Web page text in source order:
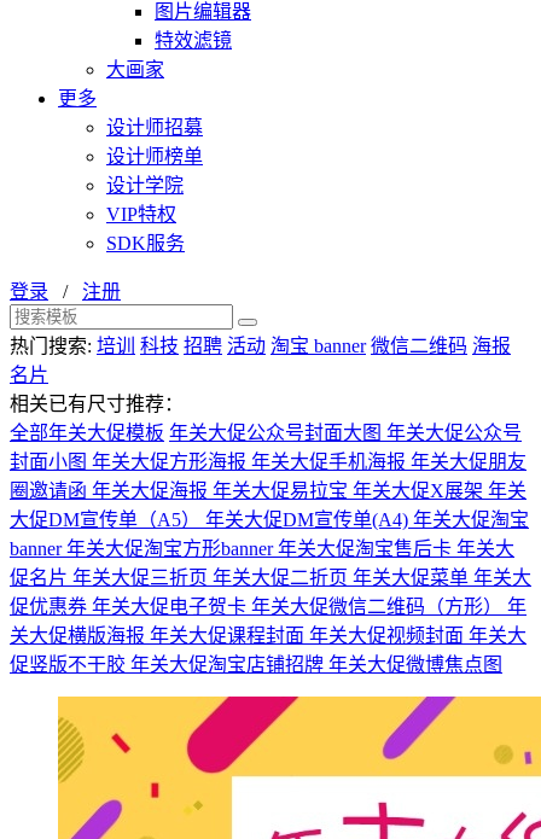
图片编辑器
特效滤镜
大画家
更多
设计师招募
设计师榜单
设计学院
VIP特权
SDK服务
登录 / 注册
热门搜索: 培训 科技 招聘 活动 淘宝 banner 微信二维码 海报
名片
相关已有尺寸推荐：
全部年关大促模板 年关大促公众号封面大图 年关大促公众号
封面小图 年关大促方形海报 年关大促手机海报 年关大促朋友
圈邀请函 年关大促海报 年关大促易拉宝 年关大促X展架 年关
大促DM宣传单（A5） 年关大促DM宣传单(A4) 年关大促淘宝
banner年关大促淘宝方形banner年关大促淘宝售后卡 年关大
促名片 年关大促三折页 年关大促二折页 年关大促菜单 年关大
促优惠券 年关大促电子贺卡 年关大促微信二维码（方形） 年
关大促横版海报 年关大促课程封面 年关大促视频封面 年关大
促竖版不干胶 年关大促淘宝店铺招牌 年关大促微博焦点图